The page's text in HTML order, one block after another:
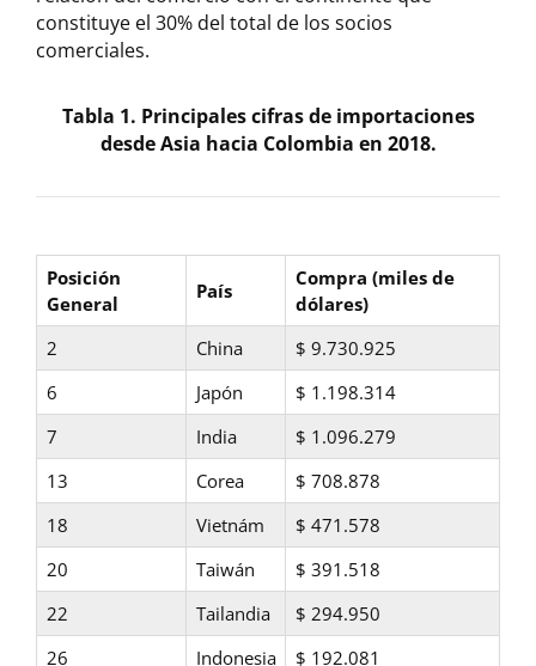
constituye el 30% del total de los socios
comerciales.
Tabla 1. Principales cifras de importaciones
desde Asia hacia Colombia en 2018.
Posición
General
País
Compra (miles de
dólares)
2
China
$ 9.730.925
6
Japón
$ 1.198.314
7
India
$ 1.096.279
13
Corea
$ 708.878
18
Vietnám
$ 471.578
20
Taiwán
$ 391.518
22
Tailandia
$ 294.950
26
Indonesia
$ 192.081